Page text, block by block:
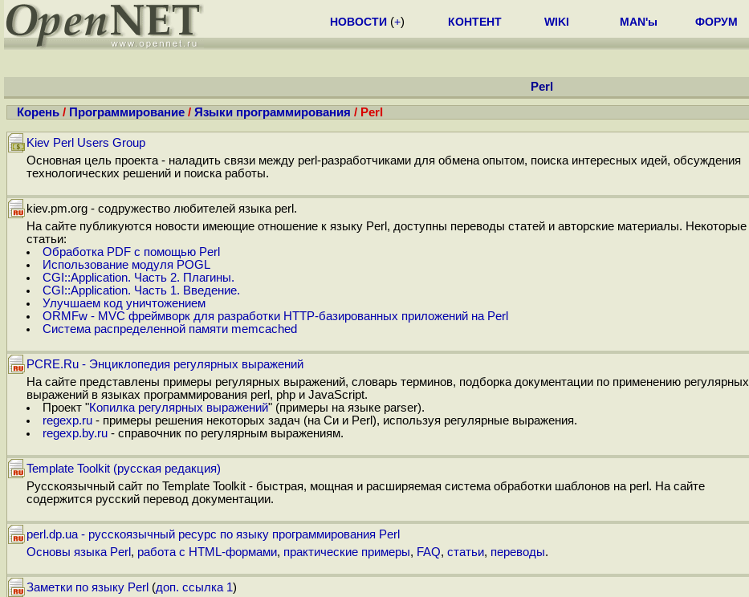
НОВОСТИ (+) КОНТЕНТ WIKI MAN'ы ФОРУМ
Perl
Корень / Программирование / Языки программирования / Perl
Kiev Perl Users Group
Основная цель проекта - наладить связи между perl-разработчиками для обмена опытом, поиска интересных идей, обсуждения
технологических решений и поиска работы.
kiev.pm.org - содружество любителей языка perl.
На сайте публикуются новости имеющие отношение к языку Perl, доступны переводы статей и авторские материалы. Некоторые
статьи:
Обработка PDF с помощью Perl
Использование модуля POGL
CGI::Application. Часть 2. Плагины.
CGI::Application. Часть 1. Введение.
Улучшаем код уничтожением
ORMFw - MVC фреймворк для разработки HTTP-базированных приложений на Perl
Система распределенной памяти memcached
PCRE.Ru - Энциклопедия регулярных выражений
На сайте представлены примеры регулярных выражений, словарь терминов, подборка документации по применению регулярных
выражений в языках программирования perl, php и JavaScript.
Проект "Копилка регулярных выражений" (примеры на языке parser).
regexp.ru- примеры решения некоторых задач (на Си и Perl), используя регулярные выражения.
regexp.by.ru- справочник по регулярным выражениям.
Template Toolkit (русская редакция)
Русскоязычный сайт по Template Toolkit - быстрая, мощная и расширяемая система обработки шаблонов на perl. На сайте
содержится русский перевод документации.
perl.dp.ua - русскоязычный ресурс по языку программирования Perl
Основы языка Perl , работа с HTML-формами, практические примеры, FAQ, статьи, переводы.
Заметки по языку Perl (доп. ссылка 1)